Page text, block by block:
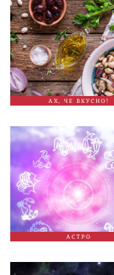
АХ, ЧЕ ВКУСНО!
АСТРО